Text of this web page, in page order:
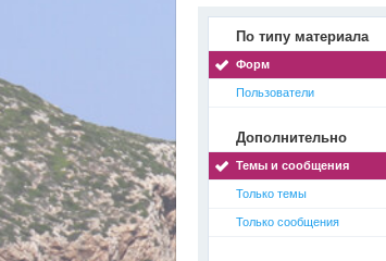
По типу материала
Форм
Пользователи
Дополнительно
Темы и сообщения
Только темы
Только сообщения